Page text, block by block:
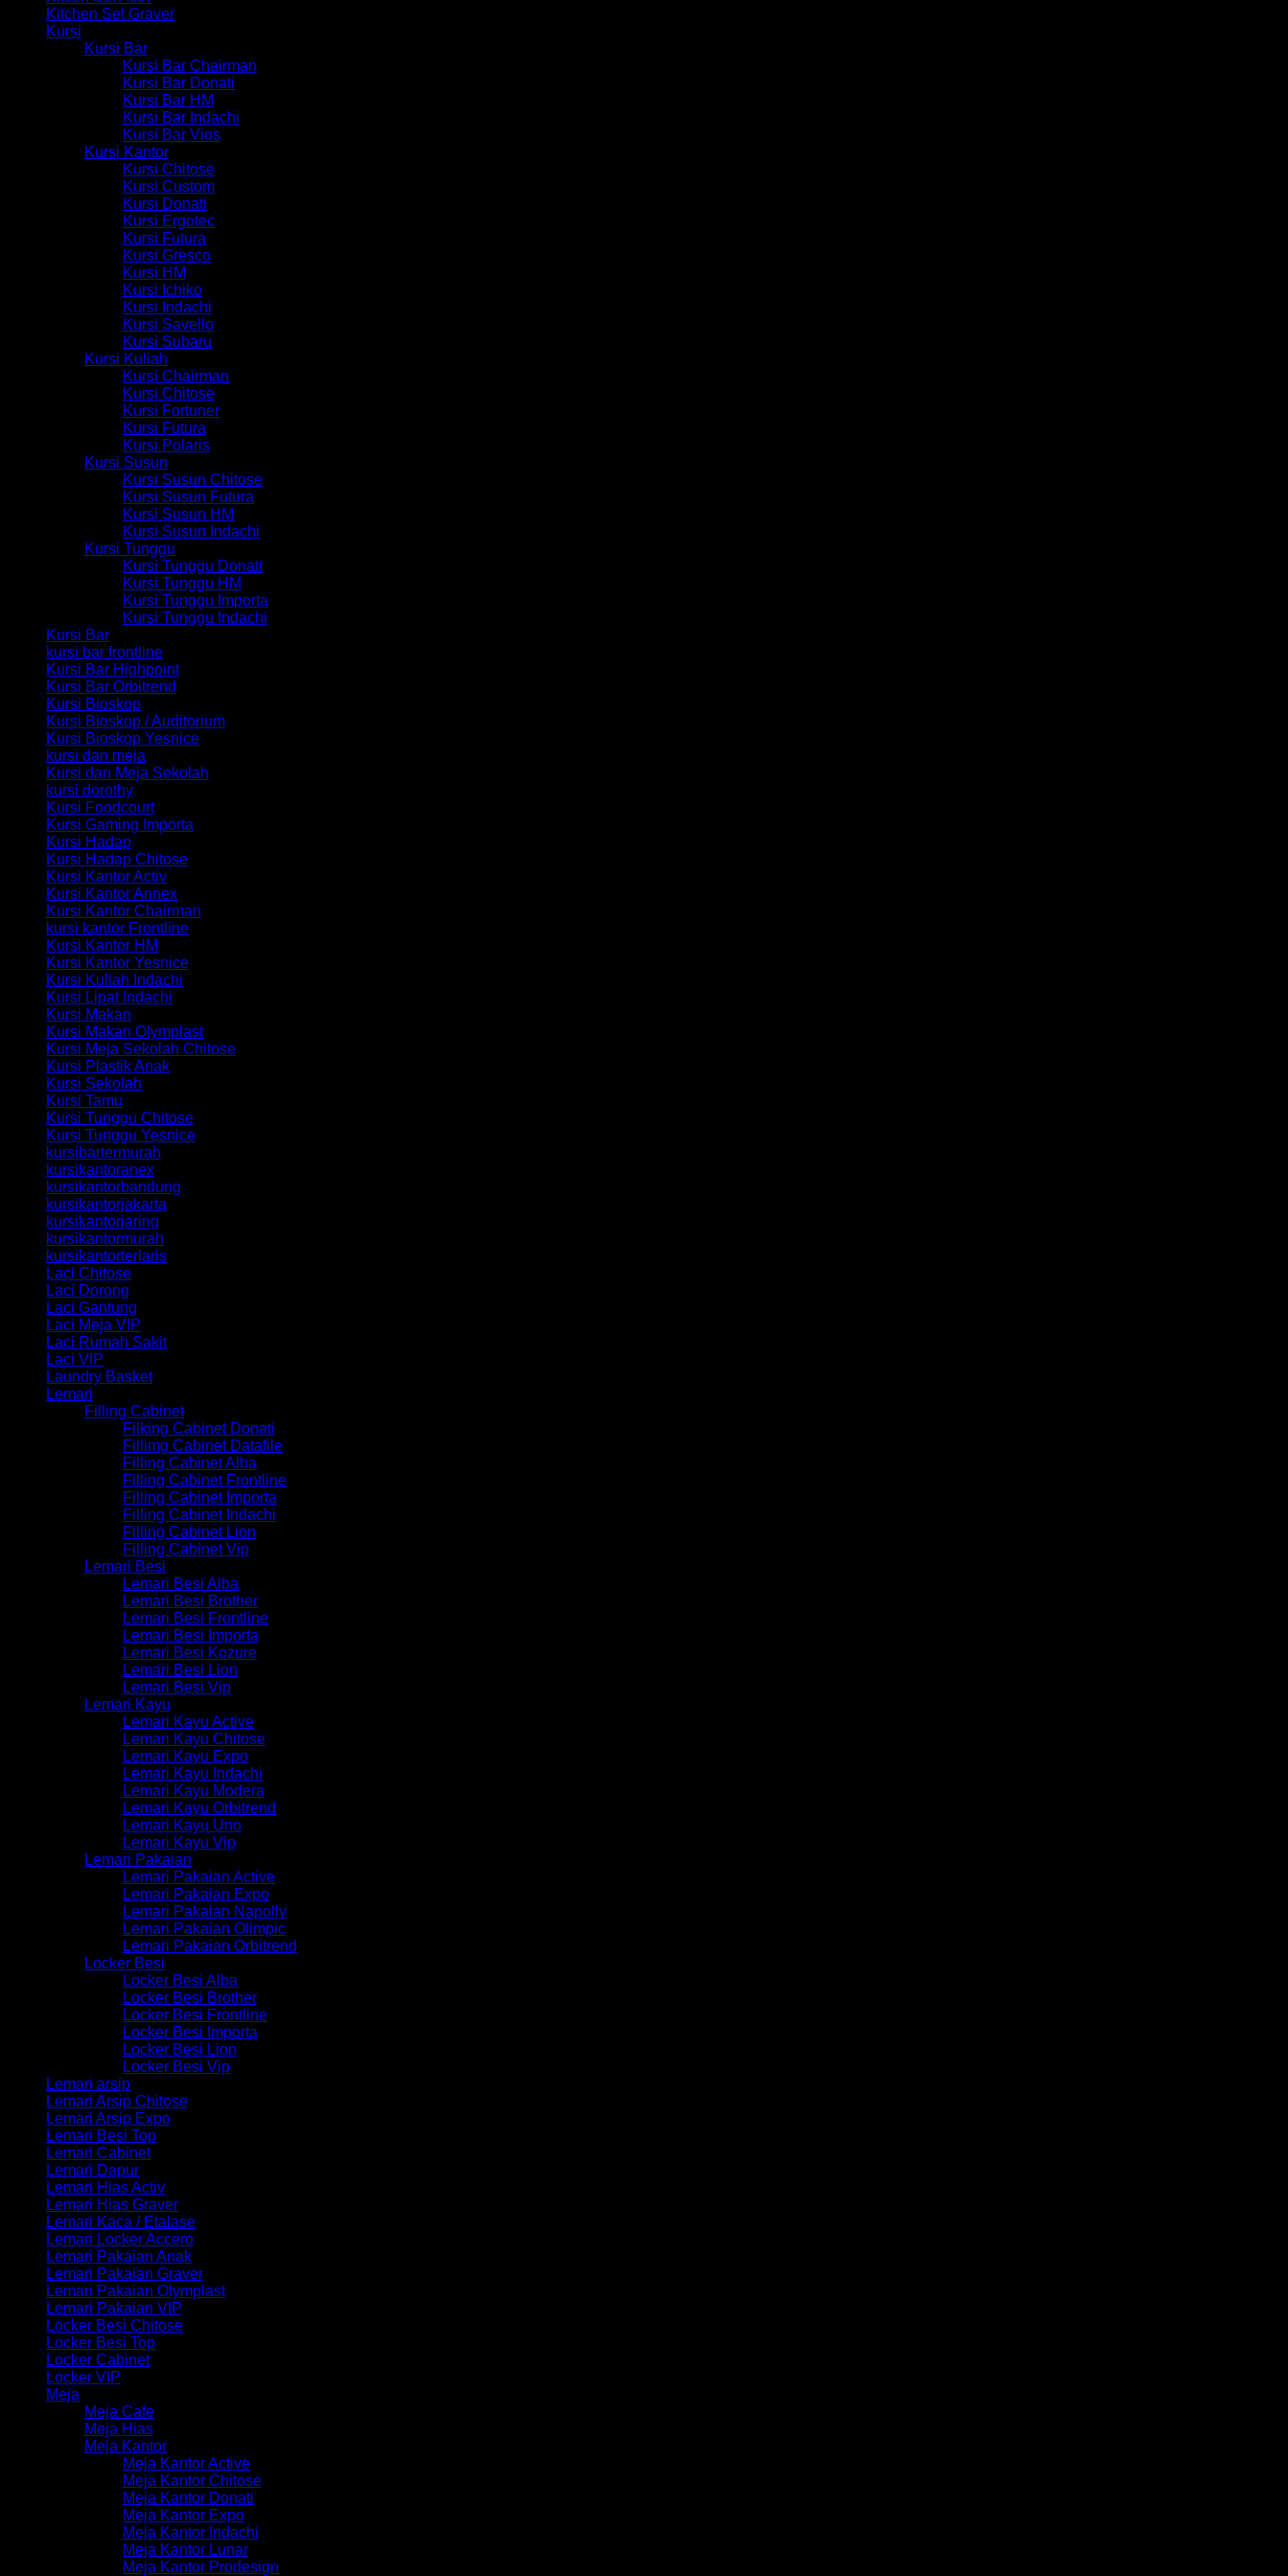
Kitchen Set Graver
Kursi
Kursi Bar
Kursi Bar Chairman
Kursi Bar Donati
Kursi Bar HM
Kursi Bar Indachi
Kursi Bar Vios
Kursi Kantor
Kursi Chitose
Kursi Custom
Kursi Donati
Kursi Ergotec
Kursi Futura
Kursi Gresco
Kursi HM
Kursi Ichiko
Kursi Indachi
Kursi Savello
Kursi Subaru
Kursi Kuliah
Kursi Chairman
Kursi Chitose
Kursi Fortuner
Kursi Futura
Kursi Polaris
Kursi Susun
Kursi Susun Chitose
Kursi Susun Futura
Kursi Susun HM
Kursi Susun Indachi
Kursi Tunggu
Kursi Tunggu Donati
Kursi Tunggu HM
Kursi Tunggu Importa
Kursi Tunggu Indachi
Kursi Bar
kursi bar frontline
Kursi Bar Highpoint
Kursi Bar Orbitrend
Kursi Bioskop
Kursi Bioskop / Auditorium
Kursi Bioskop Yesnice
kursi dan meja
Kursi dan Meja Sekolah
kursi dorothy
Kursi Foodcourt
Kursi Gaming Importa
Kursi Hadap
Kursi Hadap Chitose
Kursi Kantor Activ
Kursi Kantor Annex
Kursi Kantor Chairman
kursi kantor Frontline
Kursi Kantor HM
Kursi Kantor Yesnice
Kursi Kuliah Indachi
Kursi Lipat Indachi
Kursi Makan
Kursi Makan Olymplast
Kursi Meja Sekolah Chitose
Kursi Plastik Anak
Kursi Sekolah
Kursi Tamu
Kursi Tunggu Chitose
Kursi Tunggu Yesnice
kursibartermurah
kursikantoranex
kursikantorbandung
kursikantorjakarta
kursikantorjaring
kursikantormurah
kursikantorterlaris
Laci Chitose
Laci Dorong
Laci Gantung
Laci Meja VIP
Laci Rumah Sakit
Laci VIP
Laundry Basket
Lemari
Filling Cabinet
Filking Cabinet Donati
Fillimg Cabinet Datafile
Filling Cabinet Alba
Filling Cabinet Frontline
Filling Cabinet Importa
Filling Cabinet Indachi
Filling Cabinet Lion
Filling Cabinet Vip
Lemari Besi
Lemari Besi Alba
Lemari Besi Brother
Lemari Besi Frontline
Lemari Besi Importa
Lemari Besi Kozure
Lemari Besi Lion
Lemari Besi Vip
Lemari Kayu
Lemari Kayu Active
Lemari Kayu Chitose
Lemari Kayu Expo
Lemari Kayu Indachi
Lemari Kayu Modera
Lemari Kayu Orbitrend
Lemari Kayu Uno
Lemari Kayu Vip
Lemari Pakaian
Lemari Pakaian Active
Lemari Pakaian Expo
Lemari Pakaian Napolly
Lemari Pakaian Olimpic
Lemari Pakaian Orbitrend
Locker Besi
Locker Besi Alba
Locker Besi Brother
Locker Besi Frontline
Locker Besi Importa
Locker Besi Lion
Locker Besi Vip
Lemari arsip
Lemari Arsip Chitose
Lemari Arsip Expo
Lemari Besi Top
Lemari Cabinet
Lemari Dapur
Lemari Hias Activ
Lemari Hias Graver
Lemari Kaca / Etalase
Lemari Locker Accero
Lemari Pakaian Anak
Lemari Pakaian Graver
Lemari Pakaian Olymplast
Lemari Pakaian VIP
Locker Besi Chitose
Locker Besi Top
Locker Cabinet
Locker VIP
Meja
Meja Cafe
Meja Hias
Meja Kantor
Meja Kantor Active
Meja Kantor Chitose
Meja Kantor Donati
Meja Kantor Expo
Meja Kantor Indachi
Meja Kantor Lunar
Meja Kantor Prodesign